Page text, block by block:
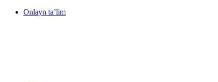
Onlayn ta’lim